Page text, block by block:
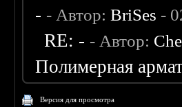
- - Автор:BriSes -
RE: - - Автор: Che
Полимерная
Версия для просмотра